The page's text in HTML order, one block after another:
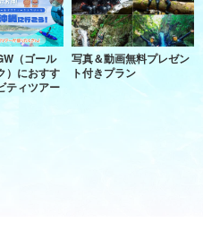
（ゴール
）におすす
ティツアー
写真＆動画無料プレゼン
ト付きプラン